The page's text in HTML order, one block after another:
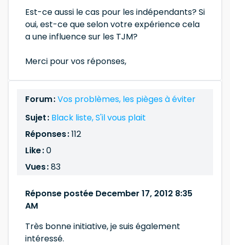
Est-ce aussi le cas pour les indépendants? Si
oui, est-ce que selon votre expérience cela
a une influence sur les TJM?
Merci pour vos réponses,
Forum :Vos problèmes, les pièges à éviter
Sujet : Black liste, S'il vous plait
Réponses :112
Like :0
Vues :83
Réponse postée December 17, 2012 8:35
AM
Très bonne initiative, je suis également
intéressé.